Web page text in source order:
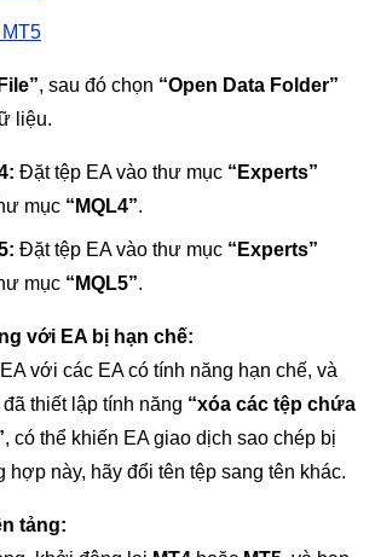
, sau đó chọn “Open Data Folder”
liệu.
Đặt tệp EA vào thư mục “Experts”
mục “MQL4”.
Đặt tệp EA vào thư mục “Experts”
mục “MQL5”.
với EA bị hạn chế:
với các EA có tính năng hạn chế, và
thiết lập tính năng “xóa các tệp chứa
, có thể khiến EA giao dịch sao chép bị
hợp này, hãy đổi tên tệp sang tên khác.
tảng: